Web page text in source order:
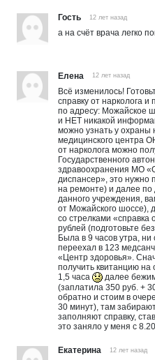
Гость 12 лет назад
а на счёт врача легко
Елена 12 лет назад
Всё изменилось!
справку от нарколога
по адресу: Можайское
и НЕТ никакой
можно узнать у охраны
медицинского центра
от нарколога можно
Государственного
здравоохранения МО
диспансер», это нужно
на ремонте) и далее по
данного учреждения,
от Можайского шоссе),
со стрелками «справка
рублей (подготовьте
Была в 9 часов утра, ни
переехал в 123
«Центр здоровья».
получить квитанцию
1,5 часа
далее
(заплатила 350 руб. +
обратно и стоим в
30 минут), там
заполняют справку,
это заняло у меня с
Екатерина 12 лет назад